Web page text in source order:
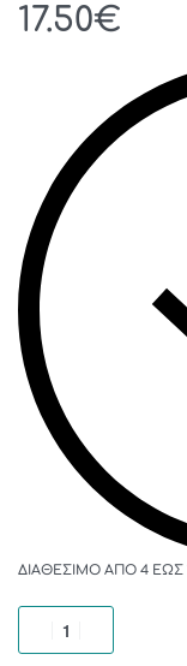
17.50€
ΔΙΑΘΈΣΙΜΟ ΑΠΌ 4 ΈΩΣ